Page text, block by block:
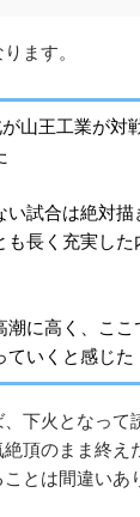
ます。
山王工業が対
い試合は絶対
も長く充実した
潮に高く、ここ
ていくと感じた
下火となって
頂のまま終え
とは間違いあ